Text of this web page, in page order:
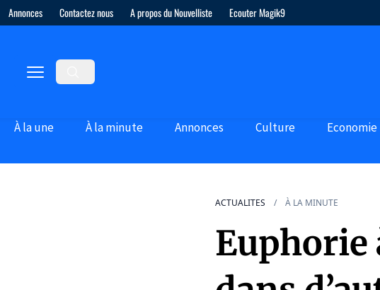
Annonces Contactez nous A propos du Nouvelliste Ecouter Magik9
À la une À la minute Annonces Culture Economie
ACTUALITES À LA MINUTE
Euphorie